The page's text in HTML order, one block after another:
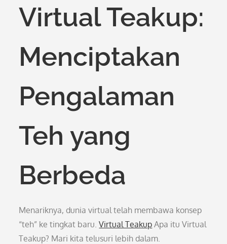
Virtual Teakup:
Menciptakan
Pengalaman
Teh yang
Berbeda
Menariknya, dunia virtual telah membawa konsep
“teh” ke tingkat baru.Virtual Teakup Apa itu Virtual
Teakup? Mari kita telusuri lebih dalam.